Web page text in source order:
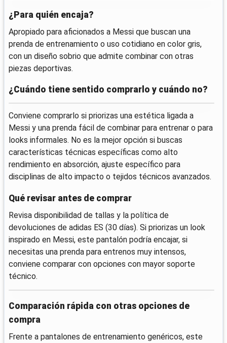
¿Para quién encaja?
Apropiado para aficionados a Messi que buscan una
prenda de entrenamiento o uso cotidiano en color gris,
con un diseño sobrio que admite combinar con otras
piezas deportivas.
¿Cuándo tiene sentido comprarlo y cuándo no?
Conviene comprarlo si priorizas una estética ligada a
Messi y una prenda fácil de combinar para entrenar o para
looks informales. No es la mejor opción si buscas
características técnicas específicas como alto
rendimiento en absorción, ajuste específico para
disciplinas de alto impacto o tejidos técnicos avanzados.
Qué revisar antes de comprar
Revisa disponibilidad de tallas y la política de
devoluciones de adidas ES (30 días). Si priorizas un look
inspirado en Messi, este pantalón podría encajar, si
necesitas una prenda para entrenos muy intensos,
conviene comparar con opciones con mayor soporte
técnico.
Comparación rápida con otras opciones de
compra
Frente a pantalones de entrenamiento genéricos, este